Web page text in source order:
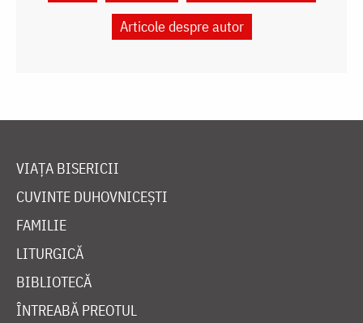
Articole despre autor
VIAȚA BISERICII
CUVINTE DUHOVNICEȘTI
FAMILIE
LITURGICĂ
BIBLIOTECĂ
ÎNTREABĂ PREOTUL